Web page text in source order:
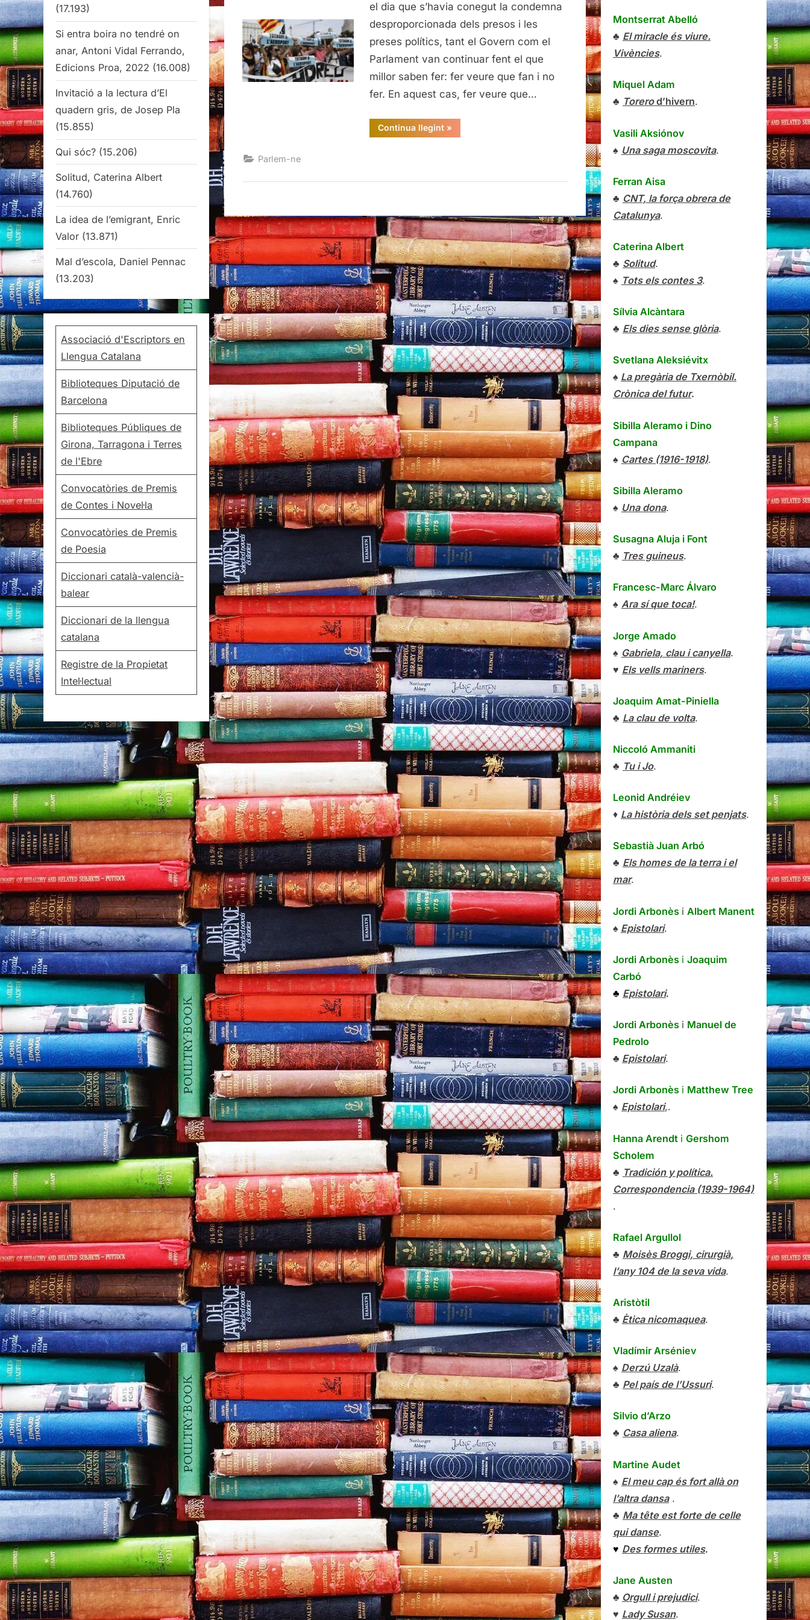
com
hi
arribat
(II)
el dia que s’havia conegut la condemna
desproporcionada dels presos i les
preses polítics, tant el Govern com el
Parlament van continuar fent el que
millor saben fer: fer veure que fan i no
fer. En aquest cas, fer veure que…
Continua llegint“On
som
»
Parlem-ne
(17.193)
Si entra boira no tendré on
anar, Antoni Vidal Ferrando,
Edicions Proa, 2022 (16.008)
Invitació a la lectura d’El
quadern gris, de Josep Pla
(15.855)
Qui sóc? (15.206)
Solitud, Caterina Albert
(14.760)
La idea de l’emigrant, Enric
Valor (13.871)
Mal d’escola, Daniel Pennac
(13.203)
Associació d'Escriptors en
Llengua Catalana
Biblioteques Diputació de
Barcelona
Biblioteques Públiques de
Girona, Tarragona i Terres
de l'Ebre
Convocatòries de Premis
de Contes i Novel·la
Convocatòries de Premis
de Poesia
Diccionari català-valencià-
balear
Diccionari de la llengua
catalana
Registre de la Propietat
Intel·lectual
Montserrat Abelló
♣ El miracle és viure.
Vivències.
Miquel Adam
♣ Torerod’hivern.
Vasili Aksiónov
♠ Una saga moscovita.
Ferran Aisa
♣ CNT, la força obrera de
Catalunya.
Caterina Albert
♣ Solitud.
♠ Tots els contes 3.
Sílvia Alcàntara
♣ Els dies sense glòria.
Svetlana Aleksiévitx
♠ La pregària de Txernòbil.
Crònica del futur.
Sibilla Aleramo i Dino
Campana
♠ Cartes (1916-1918).
Sibilla Aleramo
♠ Una dona.
Susagna Aluja i Font
♣ Tres guineus.
Francesc-Marc Álvaro
♠ Ara sí que toca!.
Jorge Amado
♠ Gabriela, clau i canyella.
♥ Els vells mariners.
Joaquim Amat-Piniella
♣ La clau de volta.
Niccoló Ammaniti
♣ Tu i Jo.
Leonid Andréiev
♦ La història dels set penjats.
Sebastià Juan Arbó
♣ Els homes de la terra i el
mar.
Jordi Arbonès i Albert Manent
♠ Epistolari.
Jordi Arbonès i Joaquim
Carbó
♣ Epistolari.
Jordi Arbonès i Manuel de
Pedrolo
♣ Epistolari.
Jordi Arbonès i Matthew Tree
♠ Epistolari,.
Hanna Arendt i Gershom
Scholem
♣ Tradición y política.
Correspondencia (1939-1964)
.
Rafael Argullol
♣ Moisès Broggi, cirurgià,
l’any 104 de la seva vida.
Aristòtil
♣ Ètica nicomaquea.
Vladímir Arséniev
♠ Derzú Uzalà.
♣ Pel país de l’Ussuri.
Silvio d’Arzo
♣ Casa aliena.
Martine Audet
♠ El meu cap és fort allà on
l’altra dansa.
♣ Ma tête est forte de celle
qui danse.
♥ Des formes utiles.
Jane Austen
♣ Orgull i prejudici.
♥ Lady Susan.